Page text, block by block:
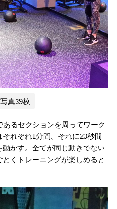
写真39枚
るセクションを周ってワーク
れぞれ1分間、それに20秒間
かす。全てが同じ動きでない
くトレーニングが楽しめると